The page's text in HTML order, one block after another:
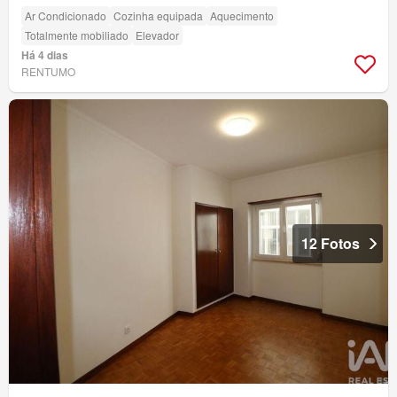
Ar Condicionado Cozinha equipada Aquecimento
Totalmente mobiliado Elevador
Há 4 dias
RENTUMO
12 Fotos